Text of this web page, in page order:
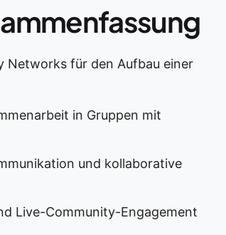
Networks für den Aufbau einer
in Gruppen mit
und kollaborative
Live-Community-Engagement